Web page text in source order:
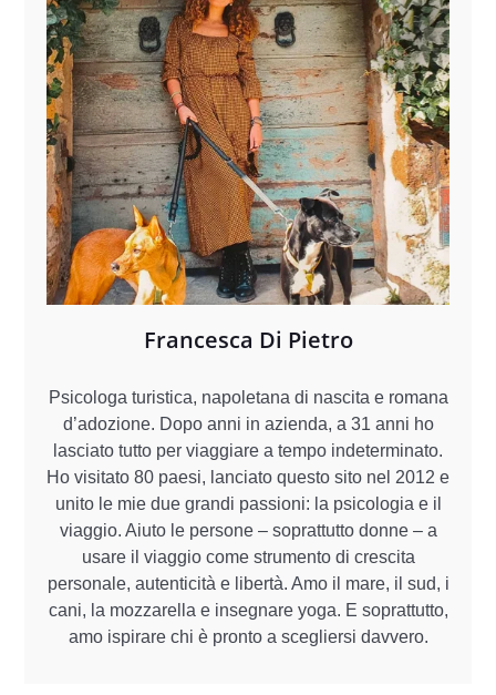
Francesca Di Pietro
Psicologa turistica, napoletana di nascita e romana
d’adozione. Dopo anni in azienda, a 31 anni ho
lasciato tutto per viaggiare a tempo indeterminato.
Ho visitato 80 paesi, lanciato questo sito nel 2012 e
unito le mie due grandi passioni: la psicologia e il
viaggio. Aiuto le persone – soprattutto donne – a
usare il viaggio come strumento di crescita
personale, autenticità e libertà. Amo il mare, il sud, i
cani, la mozzarella e insegnare yoga. E soprattutto,
amo ispirare chi è pronto a scegliersi davvero.